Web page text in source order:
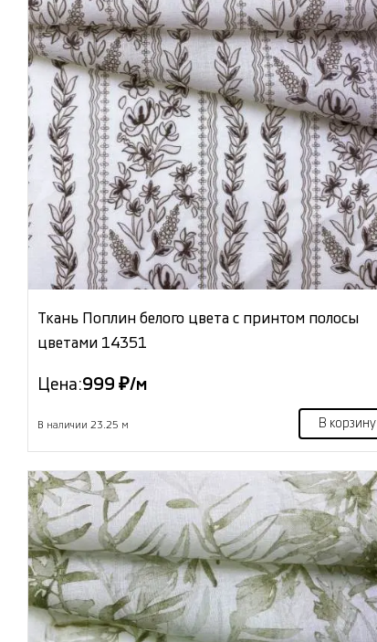
Ткань Поплин белого цвета с принтом полосы
цветами 14351
Цена:999 ₽/м
В наличии 23.25 м В корзину